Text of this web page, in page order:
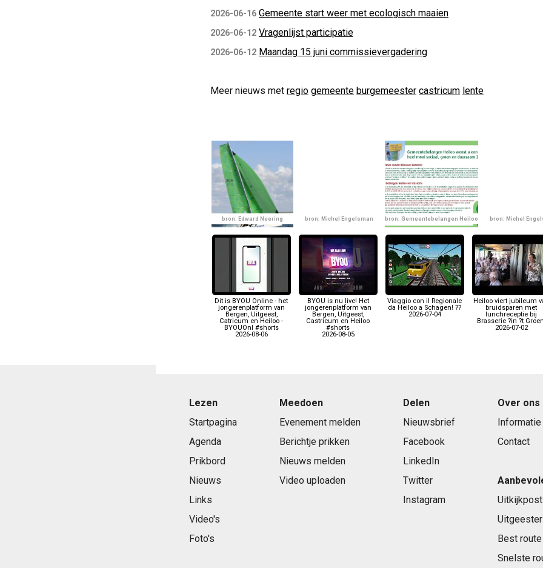
2026-06-16 Gemeente start weer met ecologisch maaien
2026-06-12 Vragenlijst participatie
2026-06-12 Maandag 15 juni commissievergadering
Meer nieuws met regio gemeente burgemeester castricum lente
bron: Edward Neering bron: Michel Engelsman bron: Gemeentebelangen Heiloo bron: Michel
Dit is BYOU Online - het
jongerenplatform van
Bergen, Uitgeest,
Catricum en Heiloo -
BYOUOnl #shorts
2026-08-06
BYOU is nu live! Het
jongerenplatform van
Bergen, Uitgeest,
Castricum en Heiloo
#shorts
2026-08-05
Viaggio con il Regionale
da Heiloo a Schagen! ??
2026-07-04
Heiloo viert jubileum
bruidsparen met
lunchreceptie bij
Brasserie ?in ?t
2026-07-02
Lezen
Startpagina
Agenda
Prikbord
Nieuws
Links
Video's
Foto's
Meedoen
Evenement melden
Berichtje prikken
Nieuws melden
Video uploaden
Delen
Nieuwsbrief
Facebook
LinkedIn
Twitter
Instagram
Over ons
Informatie
Contact
Uitkijkpost
Uitgeester
Best
Snelste